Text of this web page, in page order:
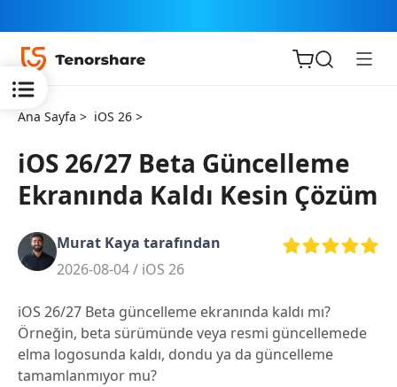
ReiBoot
PDNob
iAnyGo
Ana Sayfa > iOS 26 >
iOS 26/27 Beta Güncelleme
Ekranında Kaldı Kesin Çözüm
Murat Kaya tarafından
2026-08-04 / iOS 26
iOS 26/27 Beta güncelleme ekranında kaldı mı?
Örneğin, beta sürümünde veya resmi güncellemede
elma logosunda kaldı, dondu ya da güncelleme
tamamlanmıyor mu?